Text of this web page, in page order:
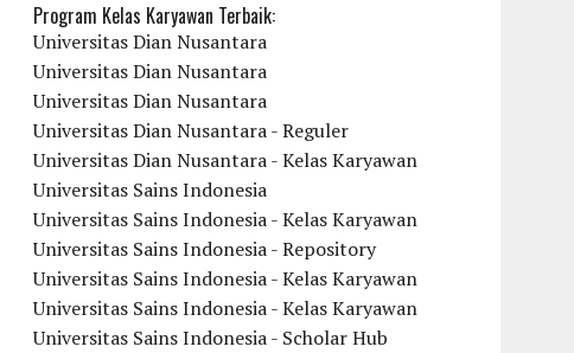
Program Kelas Karyawan Terbaik:
Universitas Dian Nusantara
Universitas Dian Nusantara
Universitas Dian Nusantara
Universitas Dian Nusantara - Reguler
Universitas Dian Nusantara - Kelas Karyawan
Universitas Sains Indonesia
Universitas Sains Indonesia - Kelas Karyawan
Universitas Sains Indonesia - Repository
Universitas Sains Indonesia - Kelas Karyawan
Universitas Sains Indonesia - Kelas Karyawan
Universitas Sains Indonesia - Scholar Hub